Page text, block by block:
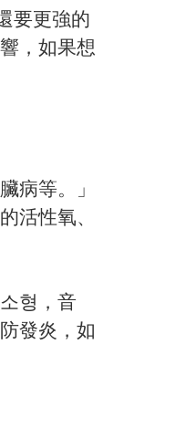
要更強的
，如果想
病等。」
活性氧、
형，音
發炎，如